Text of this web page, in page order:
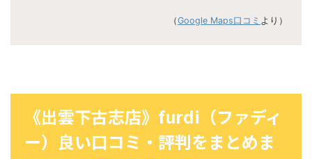
（Google Maps口コミ より）
《出雲下古志店》furdi（ファディ
ー）良い口コミ・評判をまとめま